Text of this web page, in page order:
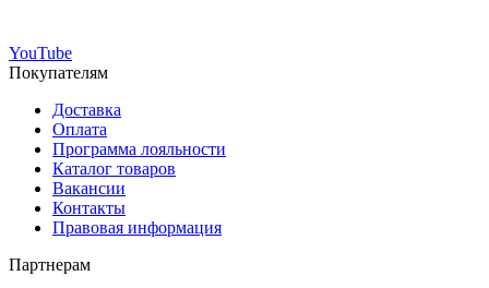
YouTube
Покупателям
Доставка
Оплата
Программа лояльности
Каталог товаров
Вакансии
Контакты
Правовая информация
Партнерам